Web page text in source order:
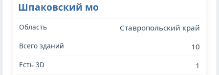
Шпаковский мо
Ставропольский край
10
1